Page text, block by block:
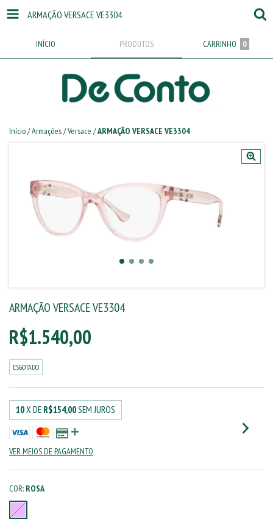
ARMAÇÃO VERSACE VE3304
INÍCIO PRODUTOS CARRINHO 0
Início/Armações/Versace /ARMAÇÃO VERSACE VE3304
ARMAÇÃO VERSACE VE3304
R$1.540,00
ESGOTADO
10X DE R$154,00SEM JUROS
VER MEIOS DE PAGAMENTO
COR: ROSA